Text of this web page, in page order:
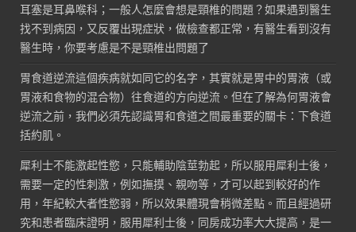
耳塞是耳鼻喉科；一般人怎麼會想是頸椎的問題？如果遇到醫生
找不到病因，又反覆出現症狀，做檢查都正常，有醫生看到沒有
醫生時，你要考慮是不是頸椎出問題了
胃食道逆流這個疾病就如同它的名字，其實就是胃中的胃液（或
胃液和食物的混合物）往食道的方向逆流。但在了解為何胃液會
逆流之前，我們必須先認識胃和食道之間最重要的關卡：下食道
括約肌。
犀利士不能激起性慾，只能輔助陰莖勃起，所以服用犀利士後，
需要一定的性刺激，例如撫摸、親吻等，才可以起到較好的作
用，年紀較大者性慾弱，所以效果體現會稍微差點。而且經過研
究和患者臨床證明，服用犀利士後，同房成功率大大提高，是一